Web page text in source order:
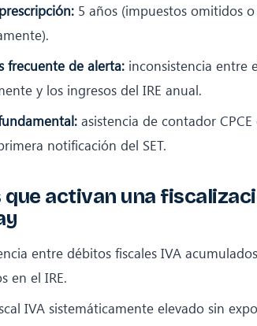
5 años (impuestos omitidos
frecuente de alerta: inconsistencia entre
y los ingresos del IRE anual.
asistencia de contador
notificación del SET.
que activan una
entre débitos fiscales IVA
en el IRE.
IVA sistemáticamente elevado sin